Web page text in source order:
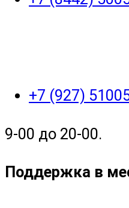
+7 (927)
9-00 до 20-00.
Поддержка в